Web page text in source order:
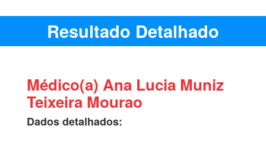
Resultado Detalhado
Médico(a) Ana Lucia Muniz
Teixeira Mourao
Dados detalhados: